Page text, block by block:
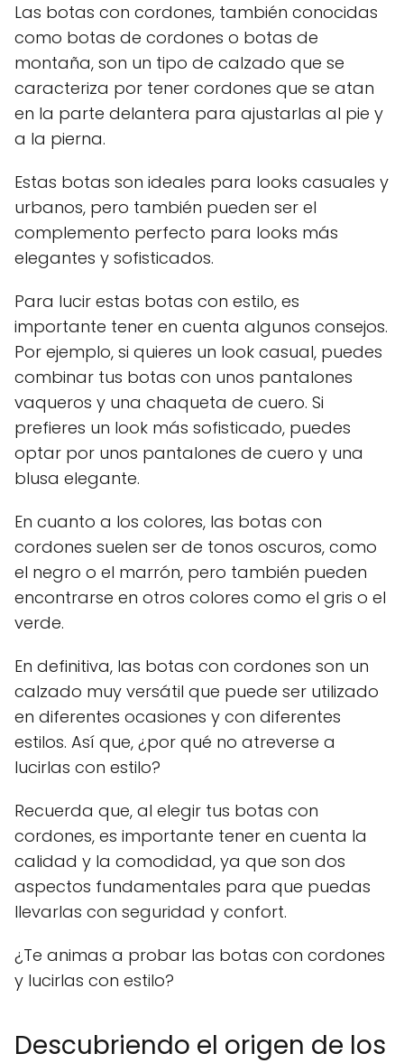
Las botas con cordones, también conocidas
como botas de cordones o botas de
montaña, son un tipo de calzado que se
caracteriza por tener cordones que se atan
en la parte delantera para ajustarlas al pie y
a la pierna.
Estas botas son ideales para looks casuales y
urbanos, pero también pueden ser el
complemento perfecto para looks más
elegantes y sofisticados.
Para lucir estas botas con estilo, es
importante tener en cuenta algunos consejos.
Por ejemplo, si quieres un look casual, puedes
combinar tus botas con unos pantalones
vaqueros y una chaqueta de cuero. Si
prefieres un look más sofisticado, puedes
optar por unos pantalones de cuero y una
blusa elegante.
En cuanto a los colores, las botas con
cordones suelen ser de tonos oscuros, como
el negro o el marrón, pero también pueden
encontrarse en otros colores como el gris o el
verde.
En definitiva, las botas con cordones son un
calzado muy versátil que puede ser utilizado
en diferentes ocasiones y con diferentes
estilos. Así que, ¿por qué no atreverse a
lucirlas con estilo?
Recuerda que, al elegir tus botas con
cordones, es importante tener en cuenta la
calidad y la comodidad, ya que son dos
aspectos fundamentales para que puedas
llevarlas con seguridad y confort.
¿Te animas a probar las botas con cordones
y lucirlas con estilo?
Descubriendo el origen de los